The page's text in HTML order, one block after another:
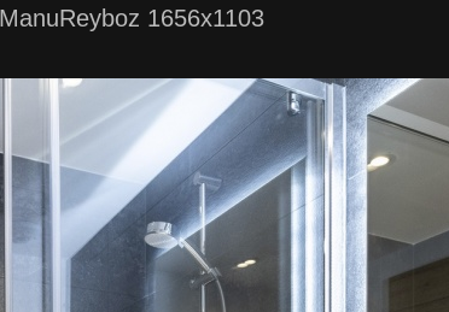
1656x1103